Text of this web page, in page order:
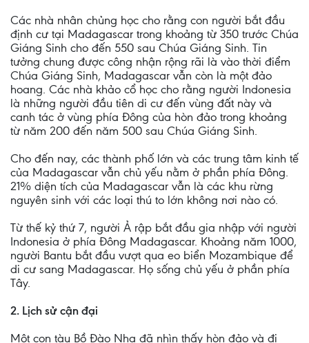
Các nhà nhân chủng học cho rằng con người bắt đầu
định cư tại Madagascar trong khoảng từ 350 trước Chúa
Giáng Sinh cho đến 550 sau Chúa Giáng Sinh. Tin
tưởng chung được công nhận rộng rãi là vào thời điểm
Chúa Giáng Sinh, Madagascar vẫn còn là một đảo
hoang. Các nhà khảo cổ học cho rằng người Indonesia
là những người đầu tiên di cư đến vùng đất này và
canh tác ở vùng phía Đông của hòn đảo trong khoảng
từ năm 200 đến năm 500 sau Chúa Giáng Sinh.
Cho đến nay, các thành phố lớn và các trung tâm kinh tế
của Madagascar vẫn chủ yếu nằm ở phần phía Đông.
21% diện tích của Madagascar vẫn là các khu rừng
nguyên sinh với các loại thú to lớn không nơi nào có.
Từ thế kỷ thứ 7, người Ả rập bắt đầu gia nhập với người
Indonesia ở phía Đông Madagascar. Khoảng năm 1000,
người Bantu bắt đầu vượt qua eo biển Mozambique để
di cư sang Madagascar. Họ sống chủ yếu ở phần phía
Tây.
2. Lịch sử cận đại
Một con tàu Bồ Đào Nha đã nhìn thấy hòn đảo và đi